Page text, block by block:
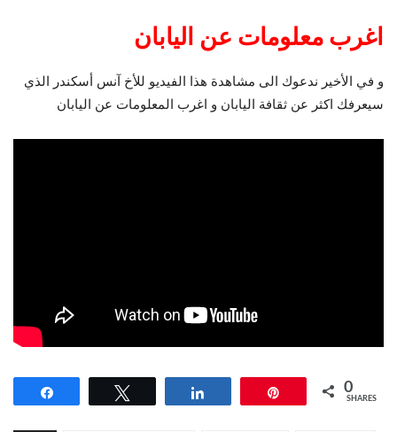
اغرب معلومات عن اليابان
و في الأخير ندعوك الى مشاهدة هذا الفيديو للأخ آنس أسكندر الذي
سيعرفك اكثر عن ثقافة اليابان و اغرب المعلومات عن اليابان
0
SHARES